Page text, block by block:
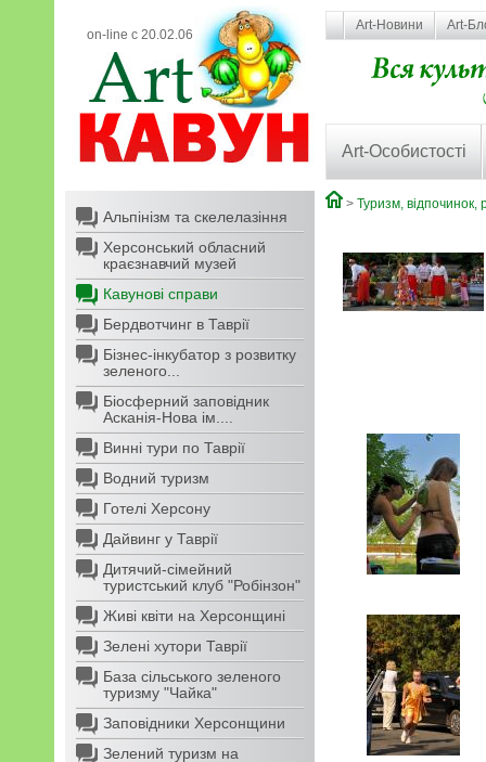
on-line с 20.02.06
Art-Новини Art-
Art-Особистості
Альпінізм та скелелазіння
Херсонський обласний
краєзнавчий музей
Кавунові справи
Бердвотчинг в Таврії
Бізнес-інкубатор з розвитку
зеленого...
Біосферний заповідник
Асканія-Нова ім....
Винні тури по Таврії
Водний туризм
Готелі Херсону
Дайвинг у Таврії
Дитячий-сімейний
туристський клуб "Робінзон"
Живі квіти на Херсонщині
Зелені хутори Таврії
База сільського зеленого
туризму "Чайка"
Заповідники Херсонщини
Зелений туризм на
> Туризм, відпочинок,